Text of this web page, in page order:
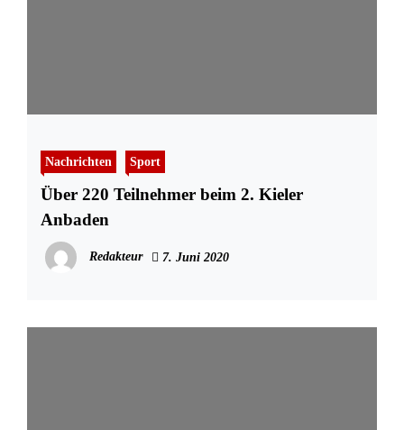
Nachrichten Sport
Über 220 Teilnehmer beim 2. Kieler
Anbaden
Redakteur 7. Juni 2020